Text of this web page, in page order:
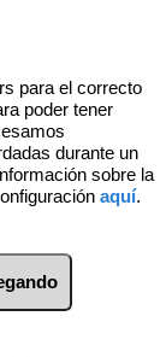
para el correcto
poder tener
durante un
sobre la
aquí.